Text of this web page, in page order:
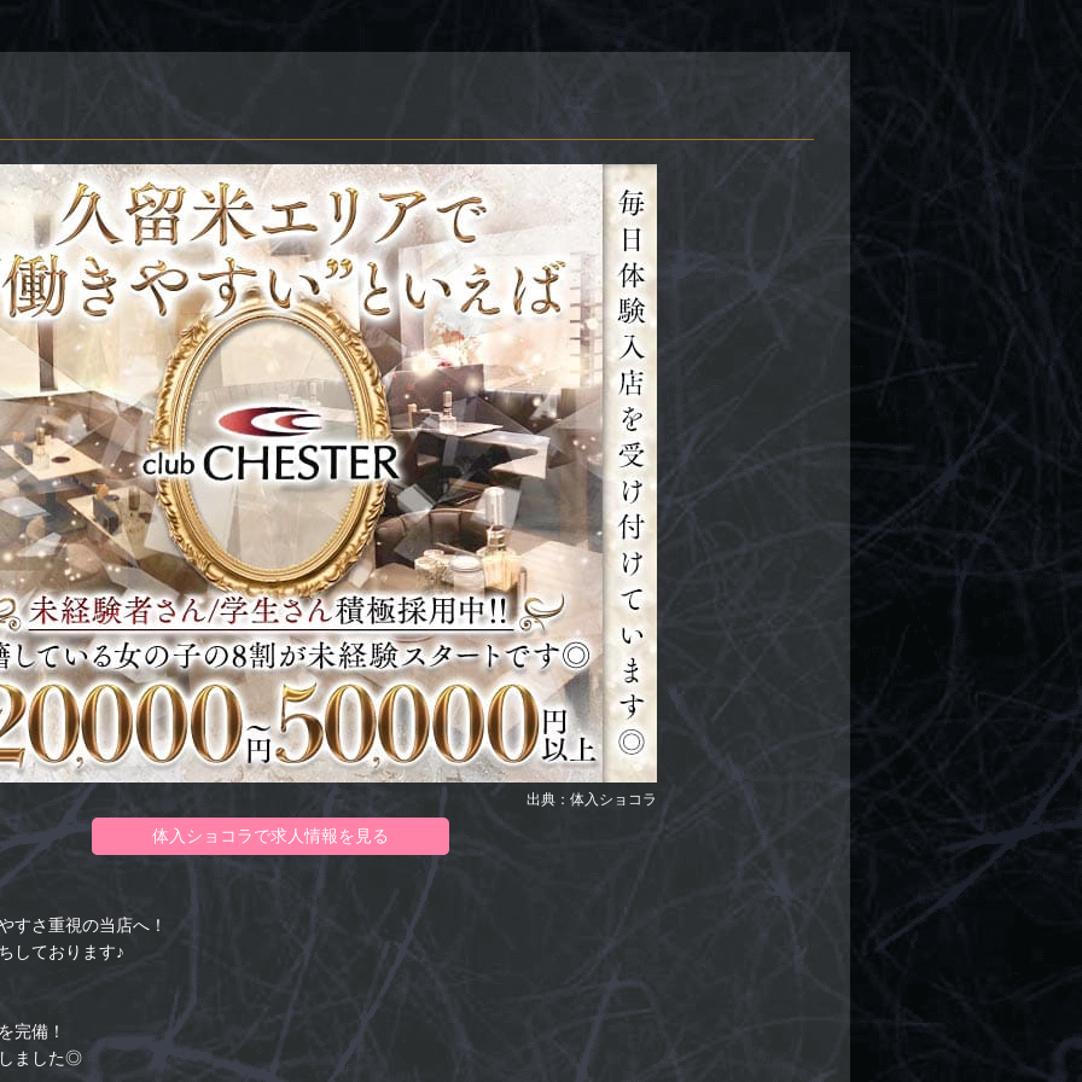
出典：体入ショコラ
体入ショコラで求人情報を見る
すさ重視の当店へ！
しております♪
完備！
ました◎